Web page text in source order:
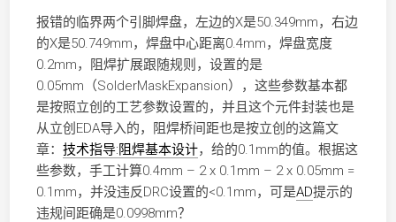
报错的临界两个引脚焊盘，左边的X是50.349mm，右边
的X是50.749mm，焊盘中心距离0.4mm，焊盘宽度
0.2mm，阻焊扩展跟随规则，设置的是
0.05mm（SolderMaskExpansion），这些参数基本都
是按照立创的工艺参数设置的，并且这个元件封装也是
从立创EDA导入的，阻焊桥间距也是按立创的这篇文
章： 技术指导:阻焊基本设计，给的0.1mm的值。根据这
些参数，手工计算0.4mm – 2 x 0.1mm – 2 x 0.05mm =
0.1mm，并没违反DRC设置的<0.1mm，可是AD提示的
违规间距确是0.0998mm？